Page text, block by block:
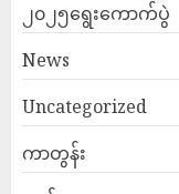
၂၀၂၅ရွေးကောက်ပွဲ
News
Uncategorized
ကာတွန်း